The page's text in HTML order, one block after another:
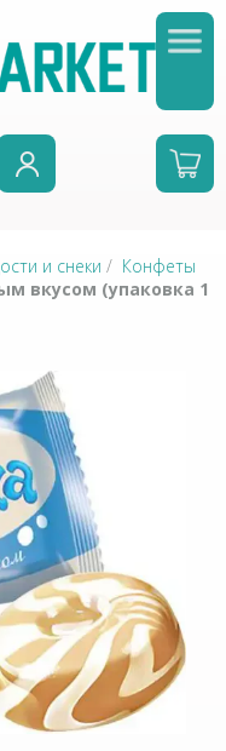
и снеки / Конфеты
вкусом (упаковка 1